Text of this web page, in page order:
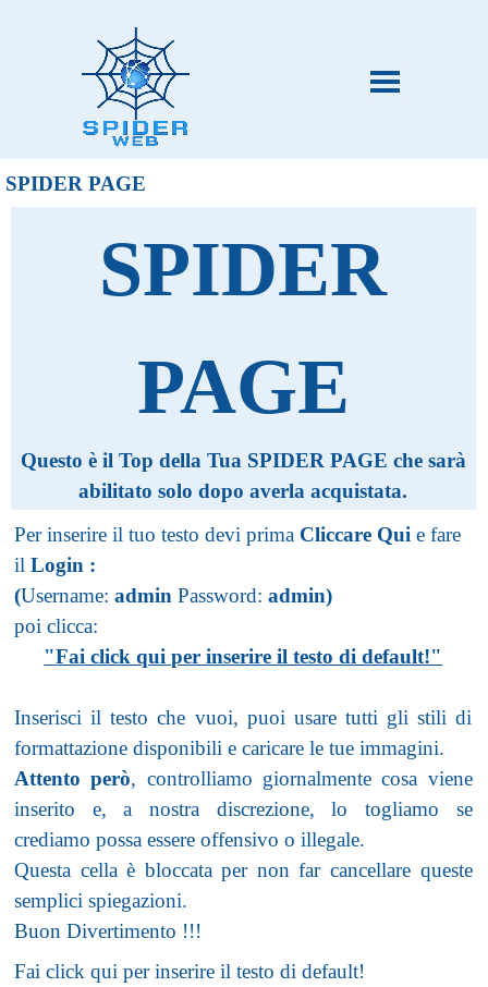
SPIDER PAGE
SPIDER
PAGE
Questo è il Top della Tua SPIDER PAGE che sarà
abilitato solo dopo averla acquistata.
Per inserire il tuo testo devi prima Cliccare Qui e fare
il Login :
(Username: admin Password: admin)
poi clicca:
"Fai click qui per inserire il testo di default!"
Inserisci il testo che vuoi, puoi usare tutti gli stili di
formattazione disponibili e caricare le tue immagini.
Attento però, controlliamo giornalmente cosa viene
inserito e, a nostra discrezione, lo togliamo se
crediamo possa essere offensivo o illegale.
Questa cella è bloccata per non far cancellare queste
semplici spiegazioni.
Buon Divertimento !!!
Fai click qui per inserire il testo di default!